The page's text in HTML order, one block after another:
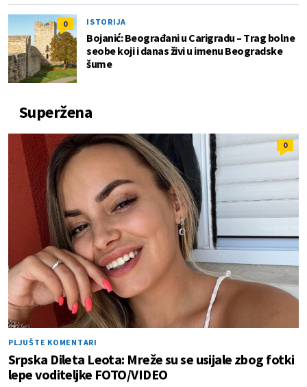
0 ISTORIJA
Bojanić: Beograđani u Carigradu – Тrag bolne
seobe koji i danas živi u imenu Beogradske
šume
Superžena
0
PLJUŠTE KOMENTARI
Srpska Dileta Leota: Mreže su se usijale zbog fotki
lepe voditeljke FOTO/VIDEO